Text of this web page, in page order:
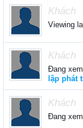
Khách
Viewing
Khách
Đang
lập phát
Khách
Đang